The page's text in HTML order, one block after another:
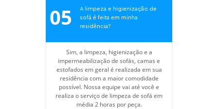
05
A limpeza e higienização de
sofá é feita em minha
residência?
Sim, a limpeza, higienização e a
impermeabilização de sofás, camas e
estofados em geral é realizada em sua
residência com a maior comodidade
possível. Nossa equipe vai até você e
realiza o serviço de limpeza de sofá em
média 2 horas por peça.